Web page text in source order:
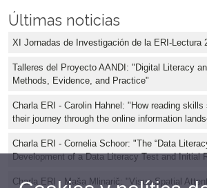
Últimas noticias
XI Jornadas de Investigación de la ERI-Lectura
Talleres del Proyecto AANDI: "Digital Literacy
Methods, Evidence, and Practice"
Charla ERI - Carolin Hahnel: "How reading
their journey through the online information
Charla ERI - Cornelia Schoor: "The “Data
Development of a Data Literacy Test and Initial
Charla ERI - Maša Mlinarič: "Visuo-Spatial